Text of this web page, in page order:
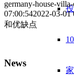
germany-house-
07:00:542022-03-01
和优缺点
News